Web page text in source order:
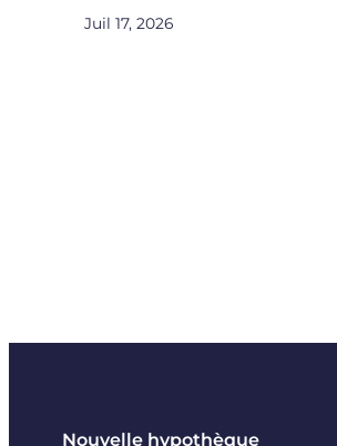
Juil 17, 2026
Nouvelle hypothèque